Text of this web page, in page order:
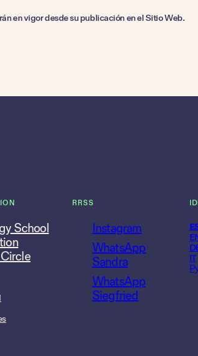
en vigor desde su publicación en el Sitio Web.
School
RRSS
Instagram
WhatsApp
Sandra
WhatsApp
Siegfried
IT